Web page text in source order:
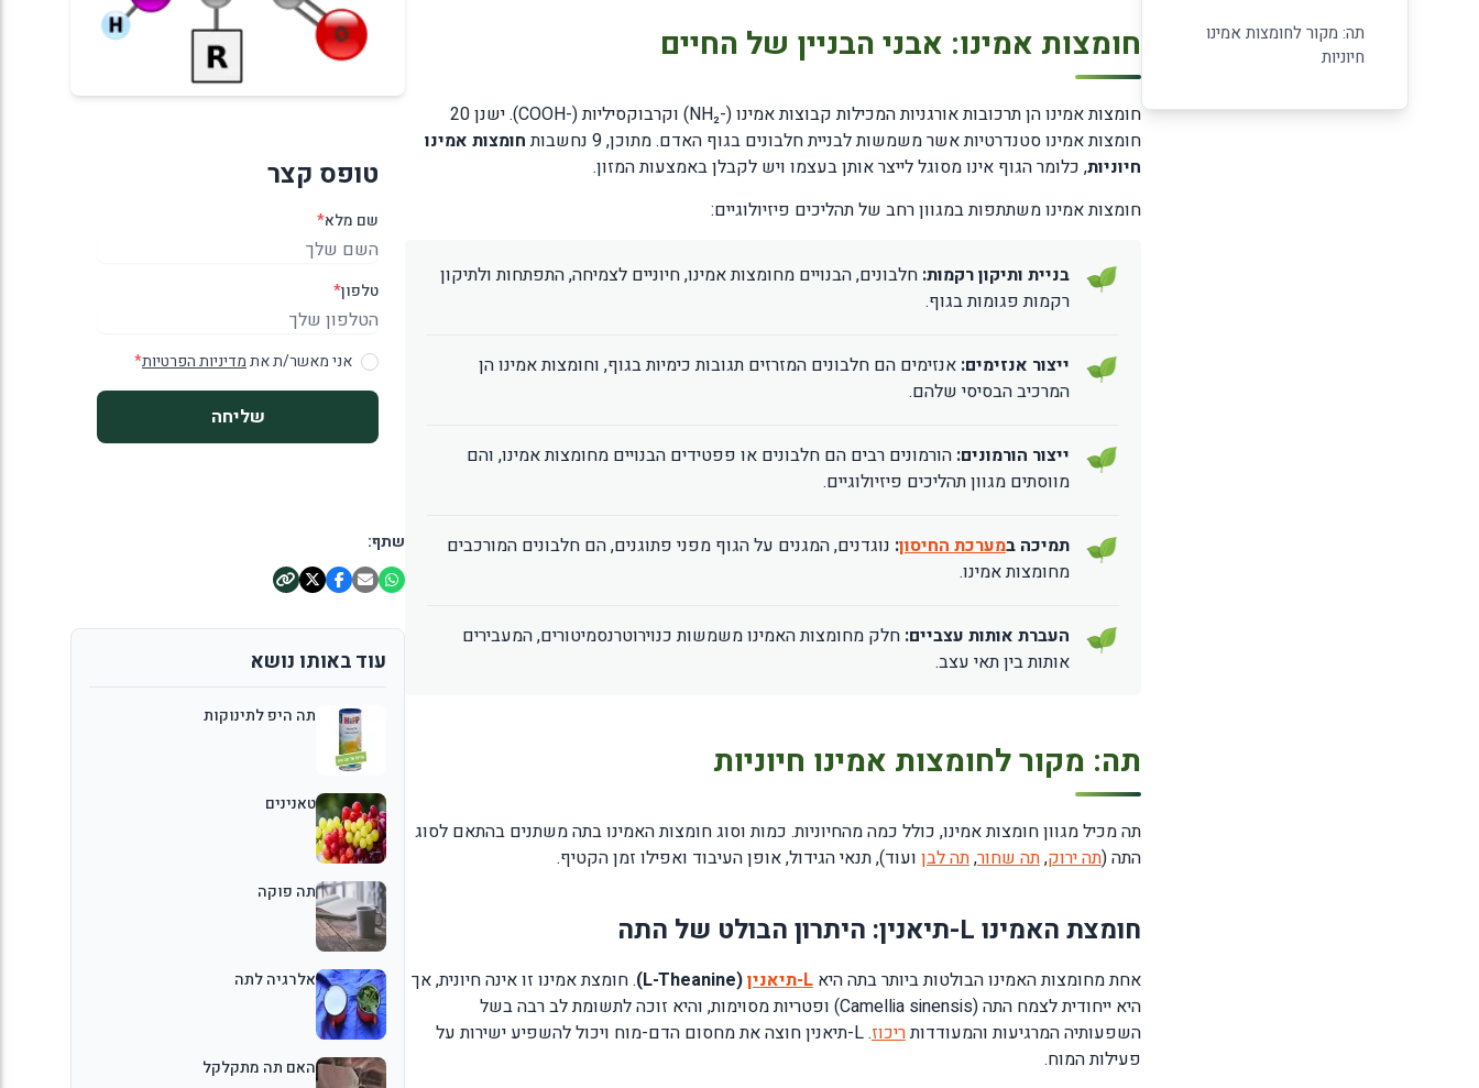
תה: מקור לחומצות אמינו
חיוניות
חומצות אמינו: אבני הבניין של החיים
חומצות אמינו הן תרכובות אורגניות המכילות קבוצות אמינו (-NH₂) וקרבוקסיליות (-COOH). ישנן 20
חומצות אמינו סטנדרטיות אשר משמשות לבניית חלבונים בגוף האדם. מתוכן, 9 נחשבות
חומצות אמינו
חיוניות, כלומר הגוף אינו מסוגל לייצר אותן בעצמו ויש לקבלן באמצעות המזון.
חומצות אמינו משתתפות במגוון רחב של תהליכים פיזיולוגיים:
בניית ותיקון רקמות: חלבונים, הבנויים מחומצות אמינו, חיוניים לצמיחה, התפתחות ולתיקון
רקמות פגומות בגוף.
ייצור אנזימים: אנזימים הם חלבונים המזרזים תגובות כימיות בגוף, וחומצות אמינו הן
המרכיב הבסיסי שלהם.
ייצור הורמונים: הורמונים רבים הם חלבונים או פפטידים הבנויים מחומצות אמינו, והם
מווסתים מגוון תהליכים פיזיולוגיים.
תמיכה במערכת החיסון: נוגדנים, המגנים על הגוף מפני פתוגנים, הם חלבונים המורכבים
מחומצות אמינו.
העברת אותות עצביים: חלק מחומצות האמינו משמשות כנוירוטרנסמיטורים, המעבירים
אותות בין תאי עצב.
תה: מקור לחומצות אמינו חיוניות
תה מכיל מגוון חומצות אמינו, כולל כמה מהחיוניות. כמות וסוג חומצות האמינו בתה משתנים בהתאם לסוג
התה (תה ירוק,תה שחור,תה לבןועוד), תנאי הגידול, אופן העיבוד ואפילו זמן הקטיף.
חומצת האמינו L-תיאנין: היתרון הבולט של התה
אחת מחומצות האמינו הבולטות ביותר בתה היאL-תיאנין (L-Theanine)
. חומצת אמינו זו אינה חיונית, אך
היא ייחודית לצמח התה (Camellia sinensis) ופטריות מסוימות, והיא זוכה לתשומת לב רבה בשל
השפעותיה המרגיעות והמעודדותריכוז
. L-תיאנין חוצה את מחסום הדם-מוח ויכול להשפיע ישירות על
פעילות המוח.
טופס קצר
שם מלא*
טלפון*
אני מאשר/ת אתמדיניות הפרטיות*
שליחה
שתף:
עוד באותו נושא
תה היפ לתינוקות
טאנינים
תה פוקה
אלרגיה לתה
האם תה מתקלקל